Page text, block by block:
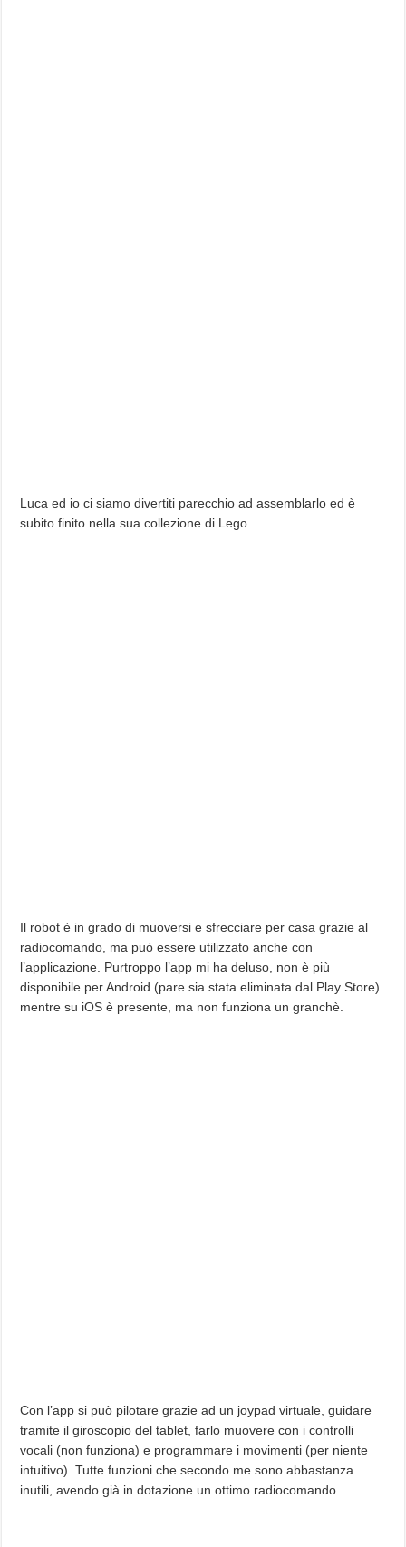
Luca ed io ci siamo divertiti parecchio ad assemblarlo ed è
subito finito nella sua collezione di Lego.
Il robot è in grado di muoversi e sfrecciare per casa grazie al
radiocomando, ma può essere utilizzato anche con
l’applicazione. Purtroppo l’app mi ha deluso, non è più
disponibile per Android (pare sia stata eliminata dal Play Store)
mentre su iOS è presente, ma non funziona un granchè.
Con l’app si può pilotare grazie ad un joypad virtuale, guidare
tramite il giroscopio del tablet, farlo muovere con i controlli
vocali (non funziona) e programmare i movimenti (per niente
intuitivo). Tutte funzioni che secondo me sono abbastanza
inutili, avendo già in dotazione un ottimo radiocomando.